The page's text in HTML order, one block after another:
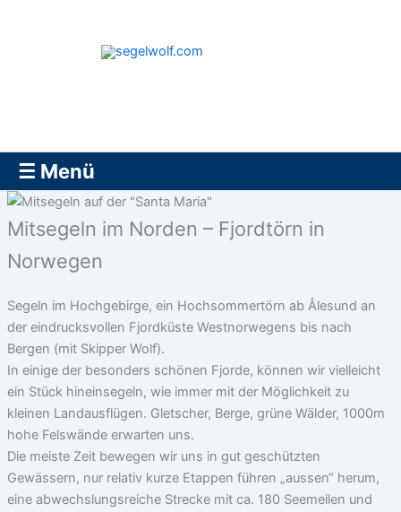
☰ Menü
Mitsegeln im Norden – Fjordtörn in
Norwegen
Segeln im Hochgebirge, ein Hochsommertörn ab Ålesund an
der eindrucksvollen Fjordküste Westnorwegens bis nach
Bergen (mit Skipper Wolf).
In einige der besonders schönen Fjorde, können wir vielleicht
ein Stück hineinsegeln, wie immer mit der Möglichkeit zu
kleinen Landausflügen. Gletscher, Berge, grüne Wälder, 1000m
hohe Felswände erwarten uns.
Die meiste Zeit bewegen wir uns in gut geschützten
Gewässern, nur relativ kurze Etappen führen „aussen“ herum,
eine abwechslungsreiche Strecke mit ca. 180 Seemeilen und